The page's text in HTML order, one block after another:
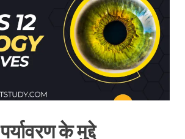
पर्यावरण के मुद्दे